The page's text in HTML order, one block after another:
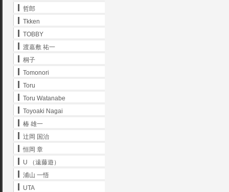
哲郎
Tkken
TOBBY
渡嘉敷 祐一
桐子
Tomonori
Toru
Toru Watanabe
Toyoaki Nagai
椿 雄一
辻岡 国治
恒岡 章
U （遠藤遊）
浦山 一悟
UTA